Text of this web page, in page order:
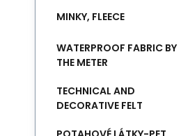
MINKY, FLEECE
WATERPROOF FABRIC BY
THE METER
TECHNICAL AND
DECORATIVE FELT